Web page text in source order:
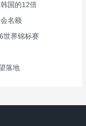
国的12倍
名额
世界锦标赛
落地